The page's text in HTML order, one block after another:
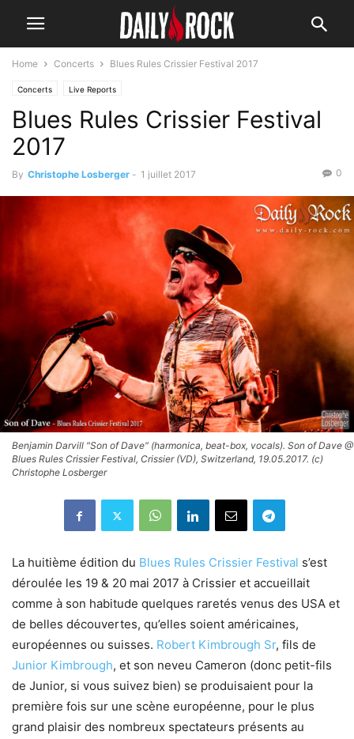
Home Concerts Blues Rules Crissier Festival 2017
Concerts Live Reports
Blues Rules Crissier Festival
2017
By Christophe Losberger - 1 juillet 2017 0
Benjamin Darvill "Son of Dave" (harmonica, beat-box, vocals). Son of Dave @
Blues Rules Crissier Festival, Crissier (VD), Switzerland, 19.05.2017. (c)
Christophe Losberger
La huitième édition du Blues Rules Crissier Festival s’est
déroulée les 19 & 20 mai 2017 à Crissier et accueillait
comme à son habitude quelques raretés venus des USA et
de belles découvertes, qu’elles soient américaines,
européennes ou suisses. Robert Kimbrough Sr, fils de
Junior Kimbrough, et son neveu Cameron (donc petit-fils
de Junior, si vous suivez bien) se produisaient pour la
première fois sur une scène européenne, pour le plus
grand plaisir des nombreux spectateurs présents au